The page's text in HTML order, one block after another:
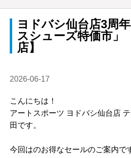
ヨドバシ仙台店3周
スシューズ特価市」
店】
2026-06-17
こんにちは！
アートスポーツ ヨドバシ仙台店
田です。
今回はのお得なセールのご案内で